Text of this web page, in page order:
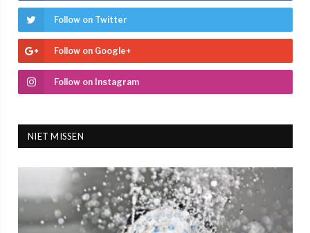
Follow on Twitter
Follow on Google+
Follow on Instagram
NIET MISSEN